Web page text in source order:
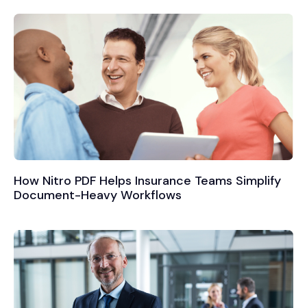
How Nitro PDF Helps Insurance Teams Simplify
Document-Heavy Workflows